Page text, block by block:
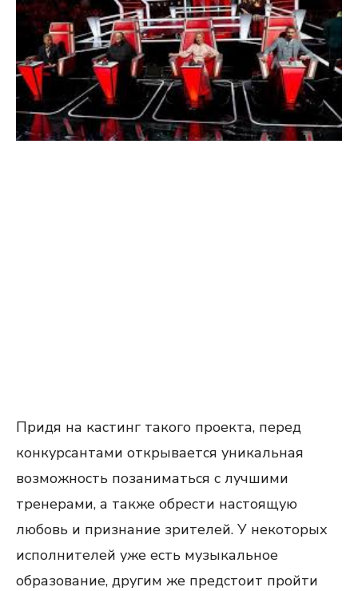
Придя на кастинг такого проекта, перед
конкурсантами открывается уникальная
возможность позаниматься с лучшими
тренерами, а также обрести настоящую
любовь и признание зрителей. У некоторых
исполнителей уже есть музыкальное
образование, другим же предстоит пройти